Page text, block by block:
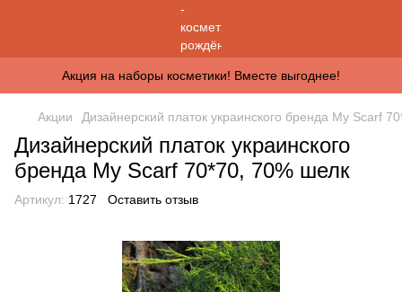
Акция на наборы косметики! Вместе выгоднее!
Акции Дизайнерский платок украинского бренда My Scarf
Дизайнерский платок украинского
бренда My Scarf 70*70, 70% шелк
Артикул: 1727 Оставить отзыв